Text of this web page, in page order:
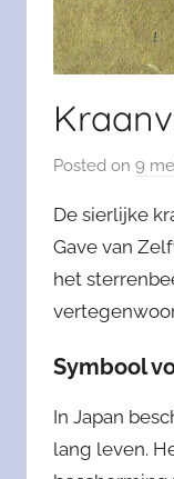
Posted on 9
De sierlijke
Gave van
het
Symbool
In Japan
lang leven.